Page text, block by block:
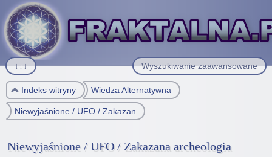
Wyszukiwanie zaawansowane
↓↓↓
Indeks witryny Wiedza Alternatywna
Niewyjaśnione / UFO / Zakazana archeologia
Niewyjaśnione / UFO / Zakazana archeologia